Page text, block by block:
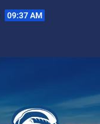
09:37 AM